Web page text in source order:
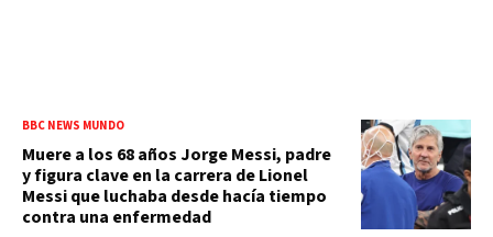
BBC NEWS MUNDO
Muere a los 68 años Jorge Messi, padre
y figura clave en la carrera de Lionel
Messi que luchaba desde hacía tiempo
contra una enfermedad